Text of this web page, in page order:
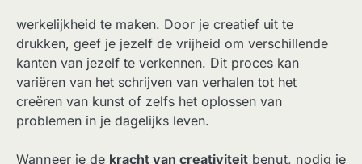
werkelijkheid te maken. Door je creatief uit te
drukken, geef je jezelf de vrijheid om verschillende
kanten van jezelf te verkennen. Dit proces kan
variëren van het schrijven van verhalen tot het
creëren van kunst of zelfs het oplossen van
problemen in je dagelijks leven.
Wanneer je de kracht van creativiteit benut, nodig je